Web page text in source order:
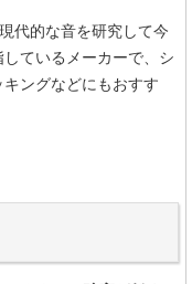
代的な音を研究して今
ているメーカーで、シ
ングなどにもおすす